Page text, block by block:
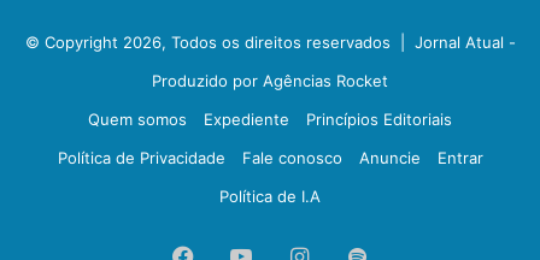
© Copyright 2026, Todos os direitos reservados | Jornal Atual -
Produzido por Agências Rocket
Quem somos
Expediente
Princípios Editoriais
Política de Privacidade
Fale conosco Anuncie
Entrar
Política de I.A